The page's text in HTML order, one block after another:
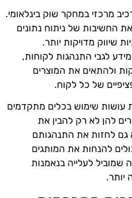
מרכזי במחקר שוק בינלאומי.
החשיבות של ניתוח נתונים
שיווק מדויקות יותר.
לגבי התנהגות לקוחות,
ולהתאים את המוצרים
של כל לקוח.
שימוש בכלים מתקדמים
להן לא רק להבין את
גם לחזות את התנהגותם
להנחות את המותגים
שמוביל לעלייה בנאמנות
יותר.